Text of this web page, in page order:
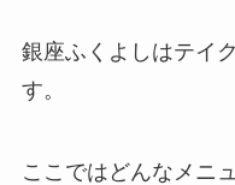
銀座ふくよしはテイ
す。
ここではどんなメニ